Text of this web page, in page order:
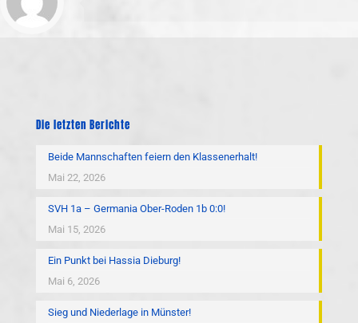
Die letzten Berichte
Beide Mannschaften feiern den Klassenerhalt!
Mai 22, 2026
SVH 1a – Germania Ober-Roden 1b 0:0!
Mai 15, 2026
Ein Punkt bei Hassia Dieburg!
Mai 6, 2026
Sieg und Niederlage in Münster!